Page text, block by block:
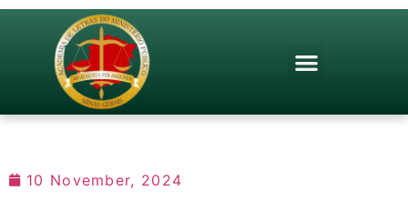
10 November, 2024